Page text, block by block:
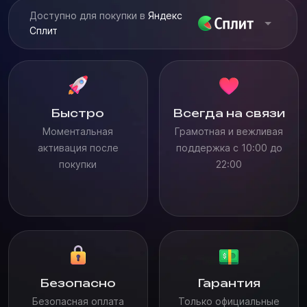
Доступно для покупки в Яндекс
Сплит
Быстро
Моментальная
активация после
покупки
Всегда на связи
Грамотная и вежливая
поддержка с 10:00 до
22:00
Безопасно
Безопасная оплата
Гарантия
Только официальные